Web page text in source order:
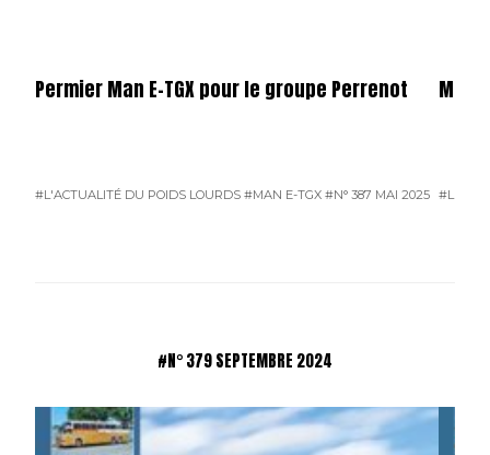
Permier Man E-TGX pour le groupe Perrenot
#L'ACTUALITÉ DU POIDS LOURDS #MAN E-TGX #N° 387 MAI 2025
#N° 379 SEPTEMBRE 2024